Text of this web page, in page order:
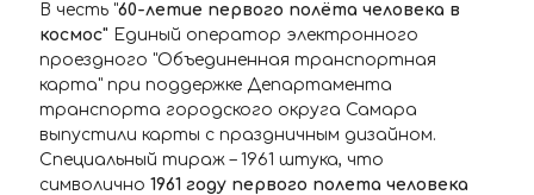
В честь "60-летие первого полёта человека в
космос" Единый оператор электронного
проездного "Объединенная транспортная
карта" при поддержке Департамента
транспорта городского округа Самара
выпустили карты с праздничным дизайном.
Специальный тираж – 1961 штука, что
символично 1961 году первого полета человека